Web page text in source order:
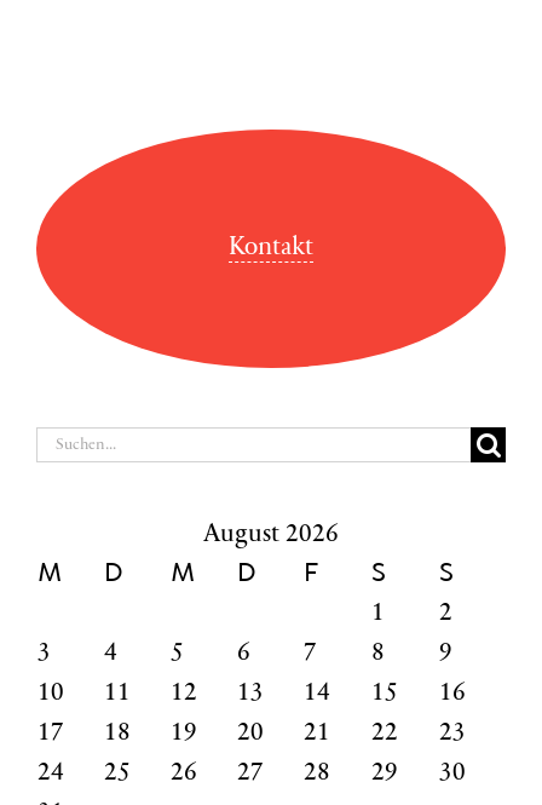
Kontakt
Suche
August 2026
M D M D F S S
1
2
3
4 5 6 7 8
9
10
11 12 13 14 15
16
17
18 19 20 21 22
23
24
25 26 27 28 29
30